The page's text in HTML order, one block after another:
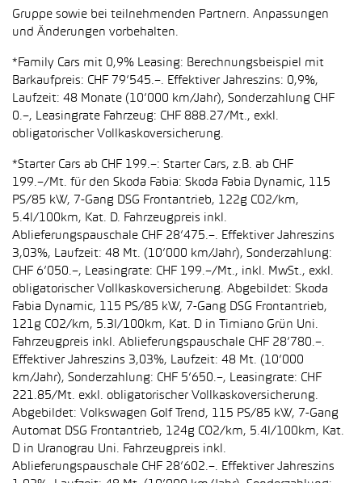
Gruppe sowie bei teilnehmenden Partnern. Anpassungen
und Änderungen vorbehalten.
*Family Cars mit 0,9% Leasing: Berechnungsbeispiel mit
Barkaufpreis: CHF 79’545.–. Effektiver Jahreszins: 0,9%,
Laufzeit: 48 Monate (10’000 km/Jahr), Sonderzahlung CHF
0.–, Leasingrate Fahrzeug: CHF 888.27/Mt., exkl.
obligatorischer Vollkaskoversicherung.
*Starter Cars ab CHF 199.–: Starter Cars, z.B. ab CHF
199.–/Mt. für den Skoda Fabia: Skoda Fabia Dynamic, 115
PS/85 kW, 7-Gang DSG Frontantrieb, 122g CO2/km,
5.4l/100km, Kat. D. Fahrzeugpreis inkl.
Ablieferungspauschale CHF 28’475.–. Effektiver Jahreszins
3,03%, Laufzeit: 48 Mt. (10’000 km/Jahr), Sonderzahlung:
CHF 6’050.–, Leasingrate: CHF 199.–/Mt., inkl. MwSt., exkl.
obligatorischer Vollkaskoversicherung. Abgebildet: Skoda
Fabia Dynamic, 115 PS/85 kW, 7-Gang DSG Frontantrieb,
121g CO2/km, 5.3l/100km, Kat. D in Timiano Grün Uni.
Fahrzeugpreis inkl. Ablieferungspauschale CHF 28’780.–.
Effektiver Jahreszins 3,03%, Laufzeit: 48 Mt. (10’000
km/Jahr), Sonderzahlung: CHF 5’650.–, Leasingrate: CHF
221.85/Mt. exkl. obligatorischer Vollkaskoversicherung.
Abgebildet: Volkswagen Golf Trend, 115 PS/85 kW, 7-Gang
Automat DSG Frontantrieb, 124g CO2/km, 5.4l/100km, Kat.
D in Uranograu Uni. Fahrzeugpreis inkl.
Ablieferungspauschale CHF 28’602.–. Effektiver Jahreszins